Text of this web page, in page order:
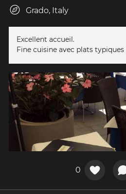
Grado, Italy
Excellent accueil.
Fine cuisine avec plats typiques
0